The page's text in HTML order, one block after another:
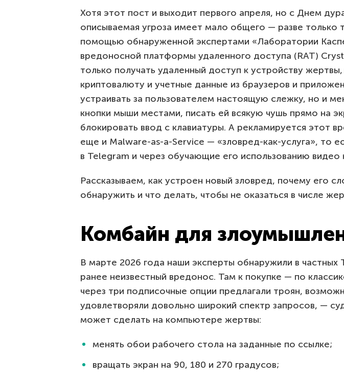
Хотя этот пост и выходит первого апреля, но с Днем
описываемая угроза имеет мало общего — разве только
помощью обнаруженной экспертами «Лаборатории
вредоносной платформы удаленного доступа (RAT)
только получать удаленный доступ к устройству жертвы,
криптовалюту и учетные данные из браузеров и
устраивать за пользователем настоящую слежку, но и
кнопки мыши местами, писать ей всякую чушь прямо на
блокировать ввод с клавиатуры. А рекламируется этот
еще и Malware-as-a-Service — «зловред-как-услуга», то
в Telegram и через обучающие его использованию видео
Рассказываем, как устроен новый зловред, почему его
обнаружить и что делать, чтобы не оказаться в числе
Комбайн для
В марте 2026 года наши эксперты обнаружили в частных
ранее неизвестный вредонос. Там к покупке — по
через три подписочные опции предлагали троян,
удовлетворяли довольно широкий спектр запросов, —
может сделать на компьютере жертвы:
менять обои рабочего стола на заданные по ссылке;
вращать экран на 90, 180 и 270 градусов;